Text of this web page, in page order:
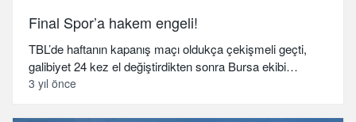
Final Spor’a hakem engeli!
TBL’de haftanın kapanış maçı oldukça çekişmeli geçti,
galibiyet 24 kez el değiştirdikten sonra Bursa ekibi…
3 yıl önce